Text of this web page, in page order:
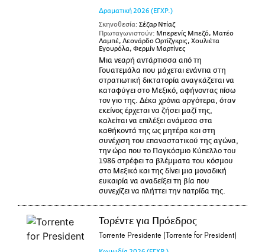
Δραματική 2026 (ΕΓΧΡ.)
Σκηνοθεσία: Σέζαρ Ντίαζ
Πρωταγωνιστούν: Μπερενίς Μπεζό, Ματέο
Λαμπέ, Λεονάρδο Ορτίζγκρις, Χουλιέτα
Εγουρόλα, Φερμίν Μαρτίνες
Μια νεαρή αντάρτισσα από τη
Γουατεμάλα που μάχεται ενάντια στη
στρατιωτική δικτατορία αναγκάζεται να
καταφύγει στο Μεξικό, αφήνοντας πίσω
τον γιο της. Δέκα χρόνια αργότερα, όταν
εκείνος έρχεται να ζήσει μαζί της,
καλείται να επιλέξει ανάμεσα στα
καθήκοντά της ως μητέρα και στη
συνέχιση του επαναστατικού της αγώνα,
την ώρα που το Παγκόσμιο Κύπελλο του
1986 στρέφει τα βλέμματα του κόσμου
στο Μεξικό και της δίνει μια μοναδική
ευκαιρία να αναδείξει τη βία που
συνεχίζει να πλήττει την πατρίδα της.
Τορέντε για Πρόεδρος
Torrente Presidente (Torrente for President)